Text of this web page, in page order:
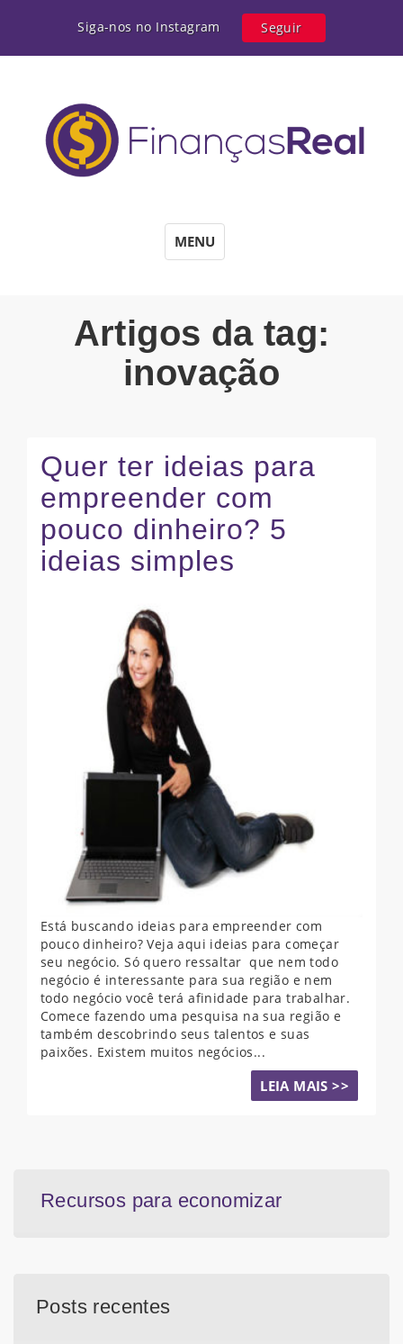
Siga-nos no Instagram Seguir
MENU
Artigos da tag:
inovação
Quer ter ideias para
empreender com
pouco dinheiro? 5
ideias simples
Está buscando ideias para empreender com
pouco dinheiro? Veja aqui ideias para começar
seu negócio. Só quero ressaltar que nem todo
negócio é interessante para sua região e nem
todo negócio você terá afinidade para trabalhar.
Comece fazendo uma pesquisa na sua região e
também descobrindo seus talentos e suas
paixões. Existem muitos negócios...
LEIA MAIS >>
Recursos para economizar
Posts recentes